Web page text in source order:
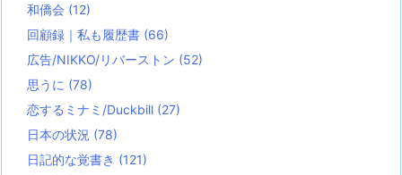
和僑会 (12)
回顧録｜私も履歴書 (66)
広告/NIKKO/リバーストン (52)
思うに (78)
恋するミナミ/Duckbill (27)
日本の状況 (78)
日記的な覚書き (121)